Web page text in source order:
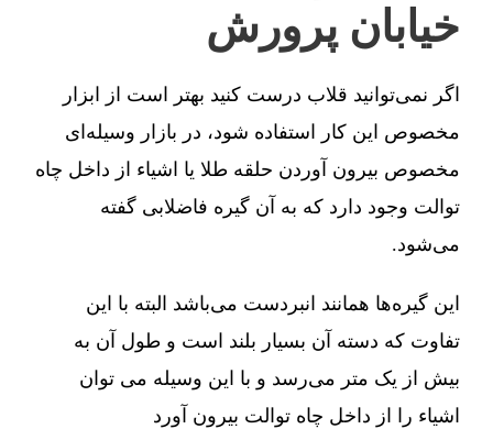
خیابان پرورش
اگر نمی‌توانید قلاب درست کنید بهتر است از ابزار
مخصوص این کار استفاده شود، در بازار وسیله‌ای
مخصوص بیرون آوردن حلقه طلا یا اشیاء از داخل چاه
توالت وجود دارد که به آن گیره فاضلابی گفته
می‌شود.
این گیره‌ها همانند انبردست می‌باشد البته با این
تفاوت که دسته آن بسیار بلند است و طول آن به
بیش از یک متر می‌رسد و با این وسیله می توان
اشیاء را از داخل چاه توالت بیرون آورد